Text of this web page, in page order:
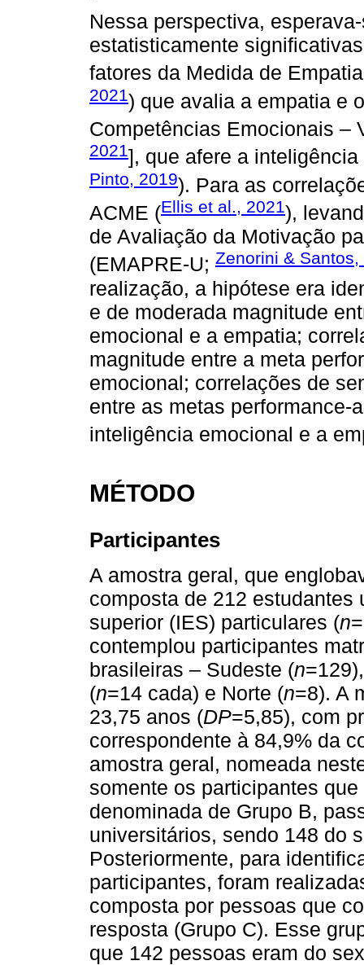
Nessa perspectiva,
estatisticamente
fatores da Medida de
2021) que avalia a empatia e
Competências Emocionais –
2021], que afere a
Pinto, 2019). Para as
ACME (Ellis et al., 2021),
de Avaliação da Motivação
(EMAPRE-U; Zenorini & Santos,
realização, a hipótese era
e de moderada magnitude
emocional e a empatia;
magnitude entre a meta
emocional; correlações de
entre as metas performance-
inteligência emocional e a
MÉTODO
Participantes
A amostra geral, que
composta de 212
superior (IES) particulares (n
contemplou participantes
brasileiras – Sudeste (n
(n=14 cada) e Norte (n=8). A
23,75 anos (DP=5,85), com
correspondente à 84,9% da
amostra geral, nomeada
somente os participantes
denominada de Grupo B,
universitários, sendo 148 do
Posteriormente, para
participantes, foram
composta por pessoas que
resposta (Grupo C). Esse
que 142 pessoas eram do